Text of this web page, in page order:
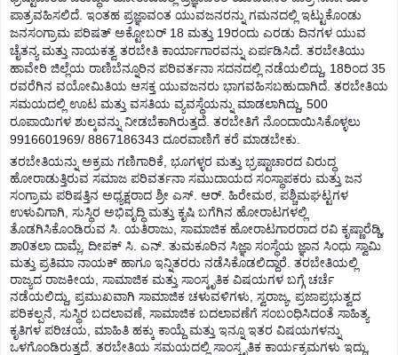
ಪಾತ್ರವಹಿಸಲಿದೆ. ಇಂತಹ ಪ್ರಜ್ಞಾವಂತ ಯುವಜನರನ್ನು ಗಮನದಲ್ಲಿ ಇಟ್ಟುಕೊಂಡು
ಜನಸಂಗ್ರಾಮ ಪರಿಷತ್ ಅಕ್ಟೋಬರ್ 18 ಮತ್ತು 19ರಂದು ಎರಡು ದಿನಗಳ ಯುವ
ಚೈತನ್ಯ ಮತ್ತು ನಾಯಕತ್ವ ತರಬೇತಿ ಕಾರ್ಯಾಗಾರವನ್ನು ಏರ್ಪಡಿಸಿದೆ. ತರಬೇತಿಯು
ಹಾವೇರಿ ಜಿಲ್ಲೆಯ ರಾಣಿಬೆನ್ನೂರಿನ ಪರಿವರ್ತನಾ ಸದನದಲ್ಲಿ ನಡೆಯಲಿದ್ದು, 18ರಿಂದ 35
ರವರೆಗಿನ ವಯೋಮಿತಿಯ ಆಸಕ್ತ ಯುವಜನರು ಭಾಗವಹಿಸಬಹುದಾಗಿದೆ. ತರಬೇತಿಯ
ಸಮಯದಲ್ಲಿ ಊಟ ಮತ್ತು ವಸತಿಯ ವ್ಯವಸ್ಥೆಯನ್ನು ಮಾಡಲಾಗಿದ್ದು, 500
ರೂಪಾಯಿಗಳ ಶುಲ್ಕವನ್ನು ನೀಡಬೆಕಾಗಿರುತ್ತದೆ. ತರಬೇತಿಗೆ ನೊಂದಾಯಿಸಿಕೊಳ್ಳಲು
9916601969/ 8867186343 ದೂರವಾಣಿಗೆ ಕರೆ ಮಾಡಬೇಕು.
ತರಬೇತಿಯನ್ನು ಅಕ್ರಮ ಗಣಿಗಾರಿಕೆ, ಭೂಗಳ್ಳರ ಮತ್ತು ಭ್ರಷ್ಟಾಚಾರದ ವಿರುದ್ಧ
ಹೋರಾಡುತ್ತಿರುವ ಸಮಾಜ ಪರಿವರ್ತನಾ ಸಮುದಾಯದ ಸಂಸ್ಥಾಪಕರು ಮತ್ತು ಜನ
ಸಂಗ್ರಾಮ ಪರಿಷತ್ತಿನ ಅಧ್ಯಕ್ಷರಾದ ಶ್ರೀ ಎಸ್. ಆರ್. ಹಿರೇಮಠ, ಪಶ್ಚಿಮಘಟ್ಟಗಳ
ಉಳುವಿಗಾಗಿ, ಸುಸ್ಥಿರ ಅಭಿವೃದ್ಧಿ ಮತ್ತು ಕೃಷಿ ಬಗೆಗಿನ ಹೋರಾಟಗಳಲ್ಲಿ
ತೊಡಗಿಸಿಕೊಂಡಿರುವ ಸಿ. ಯತಿರಾಜು, ಸಾಮಾಜಿಕ ಹೋರಾಟಗಾರರಾದ ರವಿ ಕೃಷ್ಣಾರೆಡ್ಡಿ,
ಶಾ0ತಲಾ ದಾಮ್ಲೆ, ದೀಪಕ್ ಸಿ. ಎನ್. ತುಮಕೂರಿನ ಸಿಜ್ಞಾ ಸಂಸ್ಥೆಯ ಜ್ಞಾನ ಸಿಂಧು ಸ್ವಾಮಿ
ಮತ್ತು ಪ್ರತಿಮಾ ನಾಯಕ್ ಹಾಗೂ ಇನ್ನಿತರರು ನಡೆಸಿಕೊಡಲಿದ್ದಾರೆ. ತರಬೇತಿಯಲ್ಲಿ
ರಾಜ್ಯದ ರಾಜಕೀಯ, ಸಾಮಾಜಿಕ ಮತ್ತು ಸಾಂಸ್ಕೃತಿಕ ವಿಷಯಗಳ ಬಗ್ಗೆ ಚರ್ಚೆ
ನಡೆಯಲಿದ್ದು, ಪ್ರಮುಖವಾಗಿ ಸಾಮಾಜಿಕ ಚಳುವಳಿಗಳು, ಸ್ವರಾಜ್ಯ, ಪ್ರಜಾಪ್ರಭುತ್ವದ
ಪರಿಕಲ್ಪನೆ, ಸುಸ್ಥಿರ ಬದಲಾವಣೆ, ಸಾಮಾಜಿಕ ಬದಲಾವಣೆಗೆ ಸಂಬಂಧಿಸಿದಂತೆ ಸಾಹಿತ್ಯ
ಕೃತಿಗಳ ಪರಿಚಯ, ಮಾಹಿತಿ ಹಕ್ಕು ಕಾಯ್ದೆ ಮತ್ತು ಇನ್ನೂ ಇತರ ವಿಷಯಗಳನ್ನು
ಒಳಗೊಂಡಿರುತ್ತದೆ. ತರಬೇತಿಯ ಸಮಯದಲ್ಲಿ ಸಾಂಸ್ಕೃತಿಕ ಕಾರ್ಯಕ್ರಮಗಳು ಇದ್ದು,